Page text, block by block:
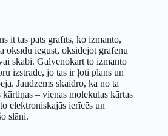
it tas pats grafīts, ko izmanto,
oksīdu iegūst, oksidējot grafēnu
skābi. Galvenokārt to izmanto
izstrādē, jo tas ir ļoti plāns un
Jaudzems skaidro, ka no tā
– vienas molekulas kārtas
elektroniskajās ierīcēs un
slāni.